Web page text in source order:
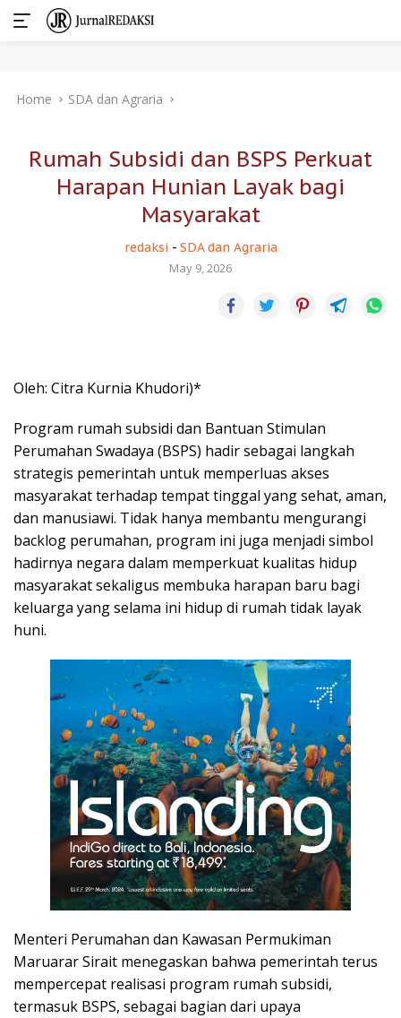
Home SDA dan Agraria
Rumah Subsidi dan BSPS Perkuat
Harapan Hunian Layak bagi
Masyarakat
redaksi - SDA dan Agraria
May 9, 2026
Oleh: Citra Kurnia Khudori)*
Program rumah subsidi dan Bantuan Stimulan
Perumahan Swadaya (BSPS) hadir sebagai langkah
strategis pemerintah untuk memperluas akses
masyarakat terhadap tempat tinggal yang sehat, aman,
dan manusiawi. Tidak hanya membantu mengurangi
backlog perumahan, program ini juga menjadi simbol
hadirnya negara dalam memperkuat kualitas hidup
masyarakat sekaligus membuka harapan baru bagi
keluarga yang selama ini hidup di rumah tidak layak
huni.
Menteri Perumahan dan Kawasan Permukiman
Maruarar Sirait menegaskan bahwa pemerintah terus
mempercepat realisasi program rumah subsidi,
termasuk BSPS, sebagai bagian dari upaya